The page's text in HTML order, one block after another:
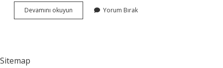
Devamını okuyun
Borcu
Yorum Bırak
Sitemap